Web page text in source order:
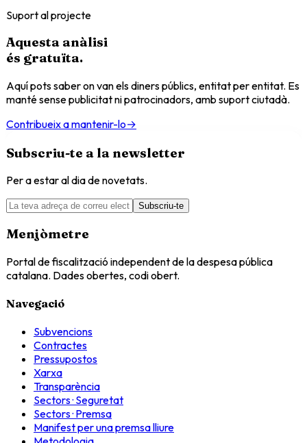
Suport al projecte
Aquesta anàlisi
és gratuïta.
Aquí pots saber on van els diners públics, entitat per entitat. Es
manté sense publicitat ni patrocinadors, amb suport ciutadà.
Contribueix a mantenir-lo→
Subscriu-te a la newsletter
Per a estar al dia de novetats.
Subscriu-te
Menjòmetre
Portal de fiscalització independent de la despesa pública
catalana. Dades obertes, codi obert.
Navegació
Subvencions
Contractes
Pressupostos
Xarxa
Transparència
Sectors · Seguretat
Sectors · Premsa
Manifest per una premsa lliure